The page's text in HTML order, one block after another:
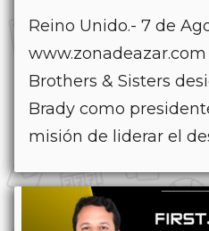
Reino Unido.- 7 de
Brothers & Sisters
Brady como
misión de liderar el